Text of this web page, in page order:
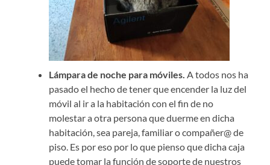
Lámpara de noche para móviles. A todos nos ha
pasado el hecho de tener que encender la luz del
móvil al ir a la habitación con el fin de no
molestar a otra persona que duerme en dicha
habitación, sea pareja, familiar o compañer@ de
piso. Es por eso por lo que pienso que dicha caja
puede tomar la función de soporte de nuestros